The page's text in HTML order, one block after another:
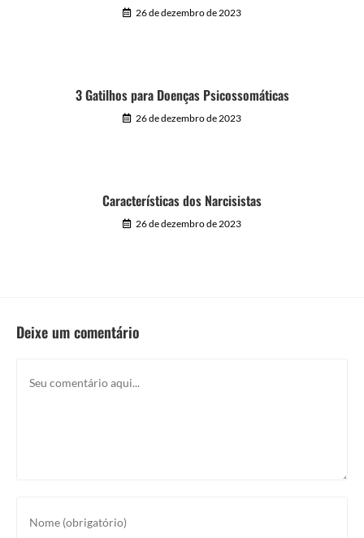
26 de dezembro de 2023
3 Gatilhos para Doenças Psicossomáticas
26 de dezembro de 2023
Características dos Narcisistas
26 de dezembro de 2023
Deixe um comentário
seu